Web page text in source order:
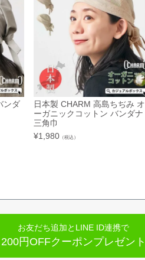
ンダ
日本製 CHARM 高島ちぢみ オ
ーガニックコットン バンダナ
三角巾
¥1,980 （税込）
お友だち追加とLINE ID連携で
200円OFFクーポンプレゼント